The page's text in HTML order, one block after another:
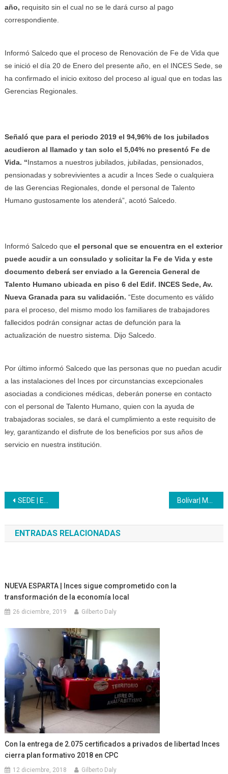
año, requisito sin el cual no se le dará curso al pago
correspondiente.
Informó Salcedo que el proceso de Renovación de Fe de Vida que
se inició el día 20 de Enero del presente año, en el INCES Sede, se
ha confirmado el inicio exitoso del proceso al igual que en todas las
Gerencias Regionales.
Señaló que para el periodo 2019 el 94,96% de los jubilados
acudieron al llamado y tan solo el 5,04% no presentó Fe de
Vida. “Instamos a nuestros jubilados, jubiladas, pensionados,
pensionadas y sobrevivientes a acudir a Inces Sede o cualquiera
de las Gerencias Regionales, donde el personal de Talento
Humano gustosamente los atenderá”, acotó Salcedo.
Informó Salcedo que el personal que se encuentra en el exterior
puede acudir a un consulado y solicitar la Fe de Vida y este
documento deberá ser enviado a la Gerencia General de
Talento Humano ubicada en piso 6 del Edif. INCES Sede, Av.
Nueva Granada para su validación. “Este documento es válido
para el proceso, del mismo modo los familiares de trabajadores
fallecidos podrán consignar actas de defunción para la
actualización de nuestro sistema. Dijo Salcedo.
Por último informó Salcedo que las personas que no puedan acudir
a las instalaciones del Inces por circunstancias excepcionales
asociadas a condiciones médicas, deberán ponerse en contacto
con el personal de Talento Humano, quien con la ayuda de
trabajadoras sociales, se dará el cumplimiento a este requisito de
ley, garantizando el disfrute de los beneficios por sus años de
servicio en nuestra institución.
Navegación
de
entradas
SEDE | Este es un año para profundizar relaciones con instituciones y entidades de trabajo
ENTRADAS RELACIONADAS
NUEVA ESPARTA | Inces sigue comprometido con la
transformación de la economía local
26 diciembre, 2019 Gilberto Daly
Con la entrega de 2.075 certificados a privados de libertad Inces
cierra plan formativo 2018 en CPC
12 diciembre, 2018 Gilberto Daly